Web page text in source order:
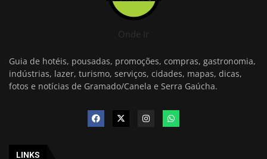
Onde Ir
Guia de hotéis, pousadas, promoções, compras, gastronomia,
indústrias, lazer, turismo, serviços, cidades, mapas, dicas,
fotos e notícias de Gramado/Canela e Serra Gaúcha.
LINKS